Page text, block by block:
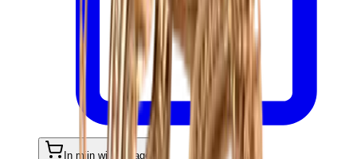
In mijn winkelwagen